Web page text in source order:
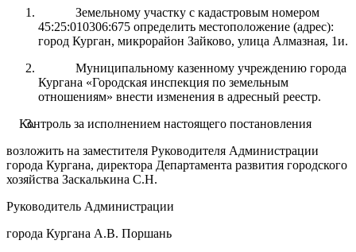
Земельному участку с кадастровым номером
45:25:010306:675 определить местоположение (адрес):
город Курган, микрорайон Зайково, улица Алмазная, 1и.
Муниципальному казенному учреждению города
Кургана «Городская инспекция по земельным
отношениям» внести изменения в адресный реестр.
Контрользаисполнениемнастоящегопостановления
возложить на заместителя Руководителя Администрации
города Кургана, директора Департамента развития городского
хозяйства Заскалькина С.Н.
Руководитель Администрации
города Кургана А.В. Поршань